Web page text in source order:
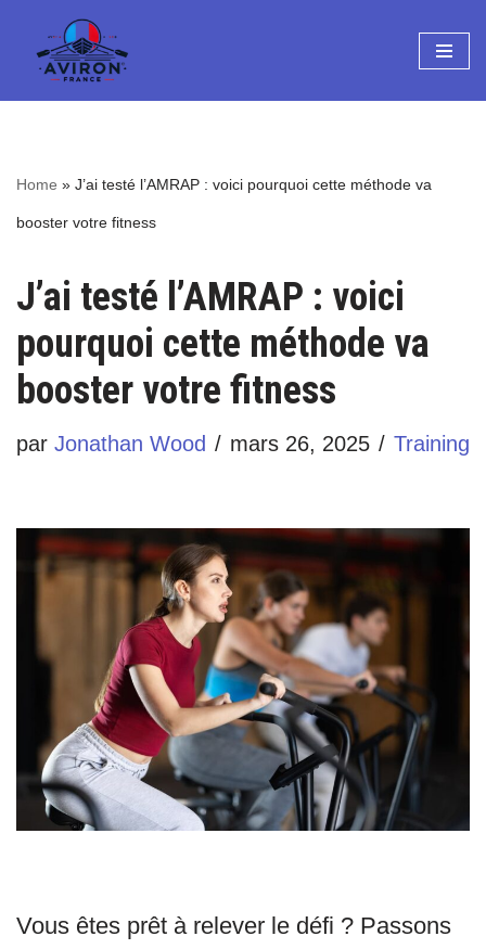
Aller
au
Home » J’ai testé l’AMRAP : voici pourquoi cette méthode va
booster votre fitness
J’ai testé l’AMRAP : voici
pourquoi cette méthode va
booster votre fitness
par Jonathan Wood mars 26, 2025 Training
Vous êtes prêt à relever le défi ? Passons